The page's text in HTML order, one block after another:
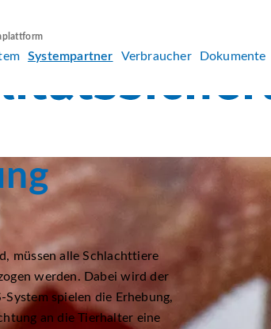
Systempartner Verbraucher Dokumente
müssen alle Schlachttiere
werden. Dabei wird der
spielen die Erhebung,
an die Tierhalter eine